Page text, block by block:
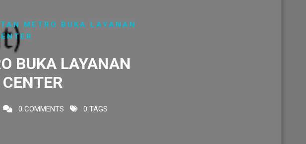
METRO BUKA LAYANAN
BUKA LAYANAN
0 COMMENTS 0 TAGS